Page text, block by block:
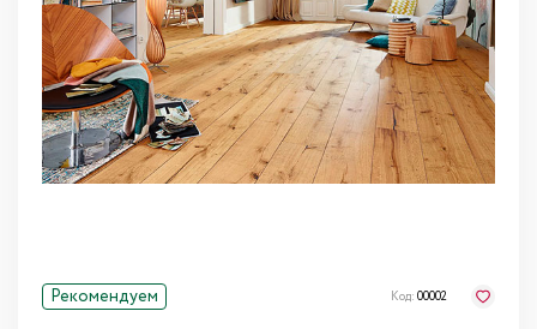
Рекомендуем Код: 00002